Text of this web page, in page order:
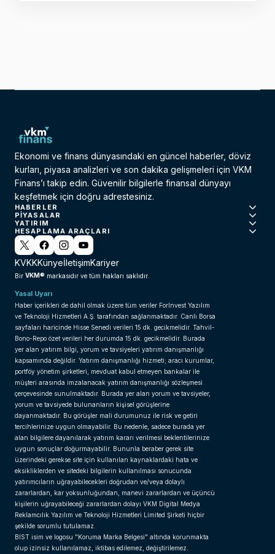
Ekonomi ve finans dünyasındaki en güncel haberler, döviz
kurları, piyasa analizleri ve son dakika gelişmeleri için VKM
Finans’ı takip edin. Güvenilir bilgilerle finansal dünyayı
keşfetmek için doğru adrestesiniz.
HABERLER
PIYASALAR
YATIRIM
HESAPLAMA ARAÇLARI
KVKKKünyeİletişimKariyer
Bir VKM® markasıdır ve tüm hakları saklıdır.
Yasal Uyarı
Haber içerikleri de dahil olmak üzere tüm veriler ForInvest Yazılım
ve Teknoloji Hizmetleri A.Ş. tarafından sağlanmaktadır. Canlı Borsa
sayfaları haricinde Hisse Senedi verileri 15 dk. gecikmelidir. Tahvil-
Bono-Repo özet verileri her durumda 15 dk. gecikmelidir. Burada
yer alan yatırım bilgi, yorum ve tavsiyeleri yatırım danışmanlığı
kapsamında değildir. Yatırım danışmanlığı hizmeti; aracı kurumlar,
portföy yönetim şirketleri, mevduat kabul etmeyen bankalar ile
müşteri arasında imzalanacak yatırım danışmanlığı sözleşmesi
çerçevesinde sunulmaktadır. Burada yer alan yorum ve tavsiyeler,
yorum ve tavsiyede bulunanların kişisel görüşlerine
dayanmaktadır. Bu görüşler mali durumunuz ile risk ve getiri
tercihlerinize uygun olmayabilir. Bu nedenle, sadece burada yer
alan bilgilere dayanılarak yatırım kararı verilmesi beklentilerinize
uygun sonuçlar doğurmayabilir. Bununla beraber gerek site
üzerindeki gerekse site için kullanılan kaynaklardaki hata ve
eksikliklerden ve sitedeki bilgilerin kullanılması sonucunda
yatırımcıların uğrayabilecekleri doğrudan ve/veya dolaylı
zararlardan, kar yoksunluğundan, manevi zararlardan ve üçüncü
kişilerin uğrayabileceği zararlardan dolayı VKM Digital Medya
Reklamcılık Yazılım ve Teknoloji Hizmetleri Limited Şirketi hiçbir
şekilde sorumlu tutulamaz.
BIST isim ve logosu "Koruma Marka Belgesi" altında korunmakta
olup izinsiz kullanılamaz, iktibas edilemez, değiştirilemez.